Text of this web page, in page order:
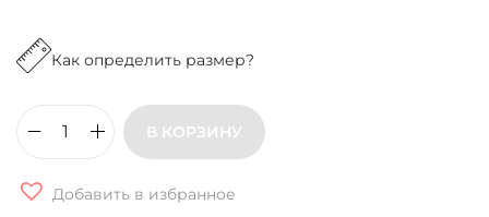
Как определить размер?
л
В КОРЗИНУ
Добавить в избранное